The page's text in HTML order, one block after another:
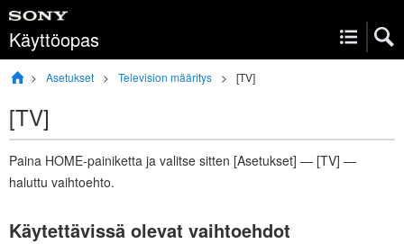
Käyttöopas
Asetukset Television määritys [TV]
[TV]
Paina HOME-painiketta ja valitse sitten [Asetukset] — [TV] —
haluttu vaihtoehto.
Käytettävissä olevat vaihtoehdot